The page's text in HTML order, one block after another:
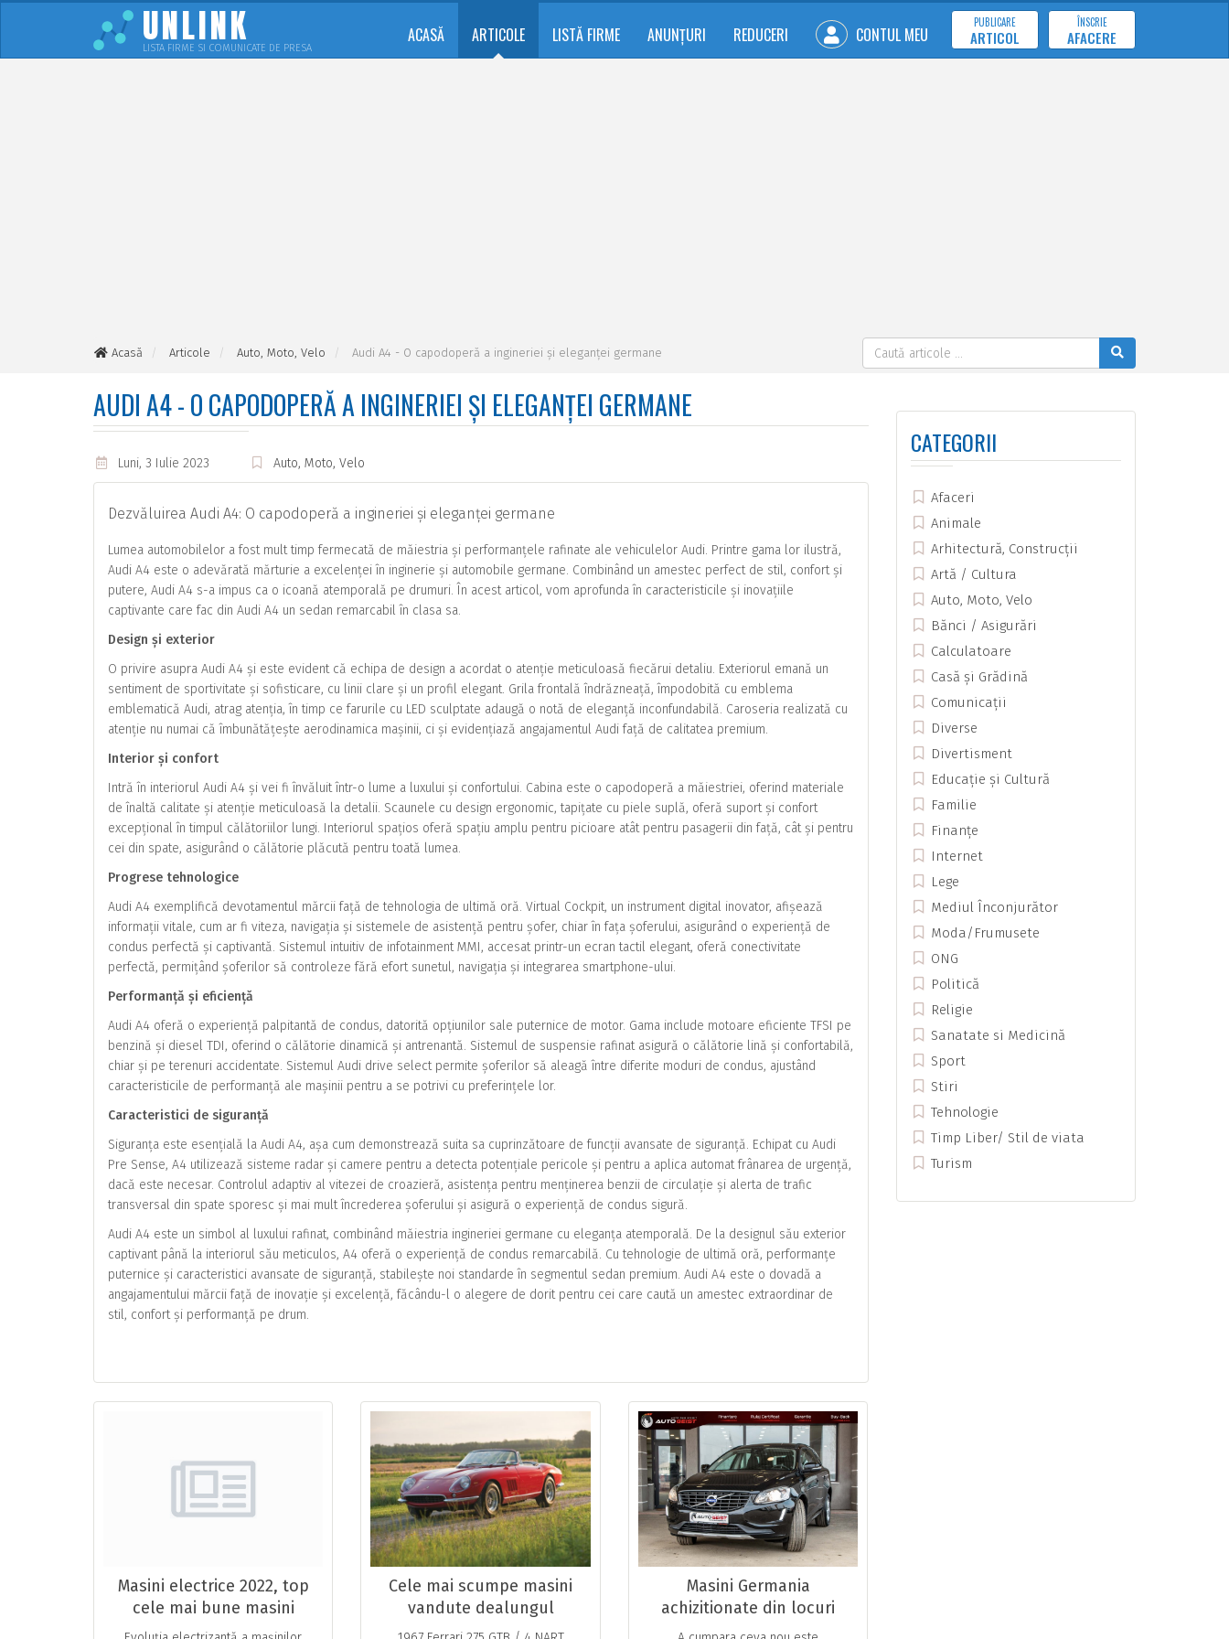
UNLINK
LISTA FIRME SI COMUNICATE DE PRESA
ACASĂ ARTICOLE LISTĂ FIRME ANUNȚURI REDUCERI CONTUL MEU
PUBLICARE
ARTICOL
ÎNSCRIE
AFACERE
Acasă Articole Auto, Moto, Velo Audi A4 - O capodoperă a ingineriei și eleganței germane
AUDI A4 - O CAPODOPERĂ A INGINERIEI ȘI ELEGANȚEI GERMANE
Luni, 3 Iulie 2023 Auto, Moto, Velo
Dezvăluirea Audi A4: O capodoperă a ingineriei și eleganței germane
Lumea automobilelor a fost mult timp fermecată de măiestria și performanțele rafinate ale vehiculelor Audi. Printre gama lor ilustră,
Audi A4 este o adevărată mărturie a excelenței în inginerie și automobile germane. Combinând un amestec perfect de stil, confort și
putere, Audi A4 s-a impus ca o icoană atemporală pe drumuri. În acest articol, vom aprofunda în caracteristicile și inovațiile
captivante care fac din Audi A4 un sedan remarcabil în clasa sa.
Design și exterior
O privire asupra Audi A4 și este evident că echipa de design a acordat o atenție meticuloasă fiecărui detaliu. Exteriorul emană un
sentiment de sportivitate și sofisticare, cu linii clare și un profil elegant. Grila frontală îndrăzneață, împodobită cu emblema
emblematică Audi, atrag atenția, în timp ce farurile cu LED sculptate adaugă o notă de eleganță inconfundabilă. Caroseria realizată cu
atenție nu numai că îmbunătățește aerodinamica mașinii, ci și evidențiază angajamentul Audi față de calitatea premium.
Interior și confort
Intră în interiorul Audi A4 și vei fi învăluit într-o lume a luxului și confortului. Cabina este o capodoperă a măiestriei, oferind materiale
de înaltă calitate și atenție meticuloasă la detalii. Scaunele cu design ergonomic, tapițate cu piele suplă, oferă suport și confort
excepțional în timpul călătoriilor lungi. Interiorul spațios oferă spațiu amplu pentru picioare atât pentru pasagerii din față, cât și pentru
cei din spate, asigurând o călătorie plăcută pentru toată lumea.
Progrese tehnologice
Audi A4 exemplifică devotamentul mărcii față de tehnologia de ultimă oră. Virtual Cockpit, un instrument digital inovator, afișează
informații vitale, cum ar fi viteza, navigația și sistemele de asistență pentru șofer, chiar în fața șoferului, asigurând o experiență de
condus perfectă și captivantă. Sistemul intuitiv de infotainment MMI, accesat printr-un ecran tactil elegant, oferă conectivitate
perfectă, permițând șoferilor să controleze fără efort sunetul, navigația și integrarea smartphone-ului.
Performanță și eficiență
Audi A4 oferă o experiență palpitantă de condus, datorită opțiunilor sale puternice de motor. Gama include motoare eficiente TFSI pe
benzină și diesel TDI, oferind o călătorie dinamică și antrenantă. Sistemul de suspensie rafinat asigură o călătorie lină și confortabilă,
chiar și pe terenuri accidentate. Sistemul Audi drive select permite șoferilor să aleagă între diferite moduri de condus, ajustând
caracteristicile de performanță ale mașinii pentru a se potrivi cu preferințele lor.
Caracteristici de siguranță
Siguranța este esențială la Audi A4, așa cum demonstrează suita sa cuprinzătoare de funcții avansate de siguranță. Echipat cu Audi
Pre Sense, A4 utilizează sisteme radar și camere pentru a detecta potențiale pericole și pentru a aplica automat frânarea de urgență,
dacă este necesar. Controlul adaptiv al vitezei de croazieră, asistența pentru menținerea benzii de circulație și alerta de trafic
transversal din spate sporesc și mai mult încrederea șoferului și asigură o experiență de condus sigură.
Audi A4 este un simbol al luxului rafinat, combinând măiestria ingineriei germane cu eleganța atemporală. De la designul său exterior
captivant până la interiorul său meticulos, A4 oferă o experiență de condus remarcabilă. Cu tehnologie de ultimă oră, performanțe
puternice și caracteristici avansate de siguranță, stabilește noi standarde în segmentul sedan premium. Audi A4 este o dovadă a
angajamentului mărcii față de inovație și excelență, făcându-l o alegere de dorit pentru cei care caută un amestec extraordinar de
stil, confort și performanță pe drum.
Masini electrice 2022, top
cele mai bune masini
electrice
Cele mai scumpe masini
vandute dealungul
timpului
Masini Germania
achizitionate din locuri
autorizate: intotdeauna
CATEGORII
Afaceri
Animale
Arhitectură, Construcții
Artă / Cultura
Auto, Moto, Velo
Bănci / Asigurări
Calculatoare
Casă și Grădină
Comunicații
Diverse
Divertisment
Educație și Cultură
Familie
Finanțe
Internet
Lege
Mediul Înconjurător
Moda/Frumusete
ONG
Politică
Religie
Sanatate si Medicină
Sport
Stiri
Tehnologie
Timp Liber/ Stil de viata
Turism